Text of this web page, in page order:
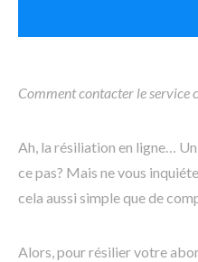
Comment contacter le service
Ah, la résiliation en ligne…
ce pas? Mais ne vous
cela aussi simple que de
Alors, pour résilier votre